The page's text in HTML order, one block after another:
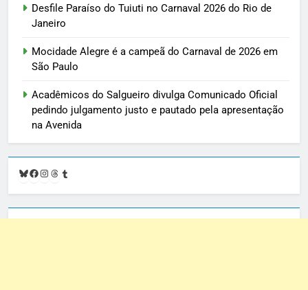
Desfile Paraíso do Tuiuti no Carnaval 2026 do Rio de
Janeiro
Mocidade Alegre é a campeã do Carnaval de 2026 em
São Paulo
Acadêmicos do Salgueiro divulga Comunicado Oficial
pedindo julgamento justo e pautado pela apresentação
na Avenida
Bluesky
Facebook
Instagram
Threads